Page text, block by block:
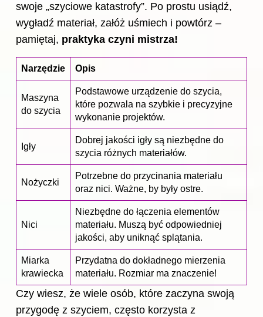
swoje „szyciowe katastrofy”. Po prostu usiądź,
wygładź materiał, załóż uśmiech i powtórz –
pamiętaj, praktyka czyni mistrza!
Narzędzie Opis
Maszyna
do szycia
Podstawowe urządzenie do szycia,
które pozwala na szybkie i precyzyjne
wykonanie projektów.
Igły
Dobrej jakości igły są niezbędne do
szycia różnych materiałów.
Nożyczki
Potrzebne do przycinania materiału
oraz nici. Ważne, by były ostre.
Nici
Niezbędne do łączenia elementów
materiału. Muszą być odpowiedniej
jakości, aby uniknąć splątania.
Miarka
krawiecka
Przydatna do dokładnego mierzenia
materiału. Rozmiar ma znaczenie!
Czy wiesz, że wiele osób, które zaczyna swoją
przygodę z szyciem, często korzysta z